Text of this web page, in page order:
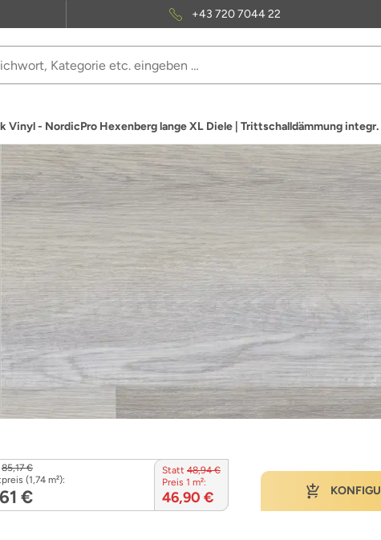
+43 720 7044 22
Vinyl - NordicPro Hexenberg lange XL Diele | Trittschalldämmung
85,17 €
(1,74 m²):
€
Statt 48,94 €
Preis 1 m²:
46,90 €